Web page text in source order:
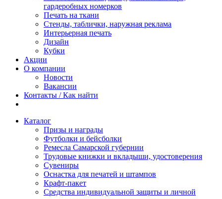
гардеробных номерков
Печать на ткани
Стенды, таблички, наружная реклама
Интерьерная печать
Дизайн
Кубки
Акции
О компании
Новости
Вакансии
Контакты / Как найти
Каталог
Призы и награды
Футболки и бейсболки
Ремесла Самарской губернии
Трудовые книжки и вкладыши, удостоверения
Сувениры
Оснастка для печатей и штампов
Крафт-пакет
Средства индивидуальной защиты и личной